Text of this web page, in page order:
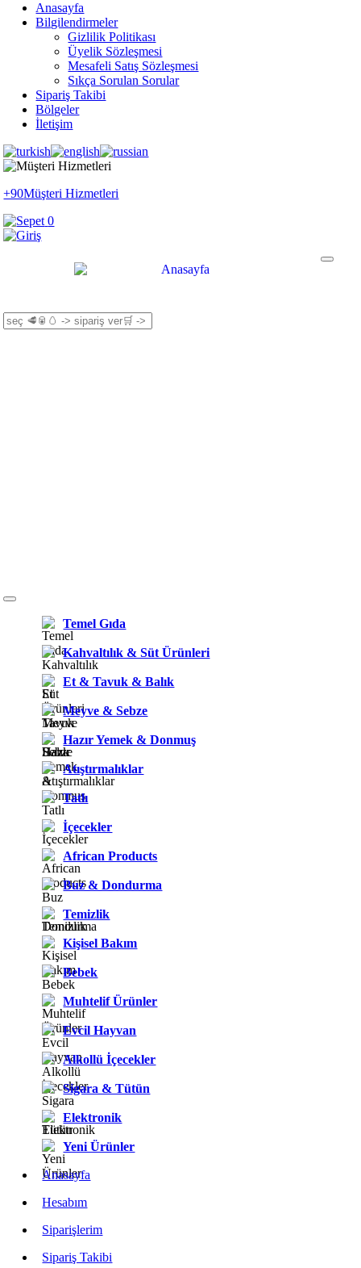
Anasayfa
Bilgilendirmeler
Gizlilik Politikası
Üyelik Sözleşmesi
Mesafeli Satış Sözleşmesi
Sıkça Sorulan Sorular
Sipariş Takibi
Bölgeler
İletişim
+90Müşteri Hizmetleri
0
Temel Gıda
Kahvaltılık & Süt Ürünleri
Et & Tavuk & Balık
Meyve & Sebze
Hazır Yemek & Donmuş
Atıştırmalıklar
Tatlı
İçecekler
African Products
Buz & Dondurma
Temizlik
Kişisel Bakım
Bebek
Muhtelif Ürünler
Evcil Hayvan
Alkollü İçecekler
Sigara & Tütün
Elektronik
Yeni Ürünler
Anasayfa
Hesabım
Siparişlerim
Sipariş Takibi